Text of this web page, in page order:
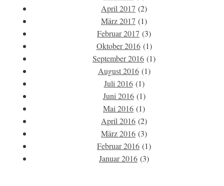
April 2017 (2)
März 2017 (1)
Februar 2017 (3)
Oktober 2016(1)
September 2016 (1)
August 2016(1)
Juli 2016(1)
Juni 2016(1)
Mai 2016 (1)
April 2016 (2)
März 2016 (3)
Februar 2016 (1)
Januar 2016 (3)